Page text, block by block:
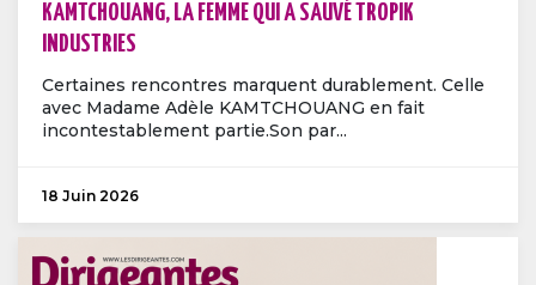
KAMTCHOUANG, LA FEMME QUI A SAUVÉ TROPIK
INDUSTRIES
Certaines rencontres marquent durablement. Celle
avec Madame Adèle KAMTCHOUANG en fait
incontestablement partie.Son par...
18 Juin 2026